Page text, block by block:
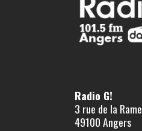
Radio G!
3 rue de la Rame
49100 Angers